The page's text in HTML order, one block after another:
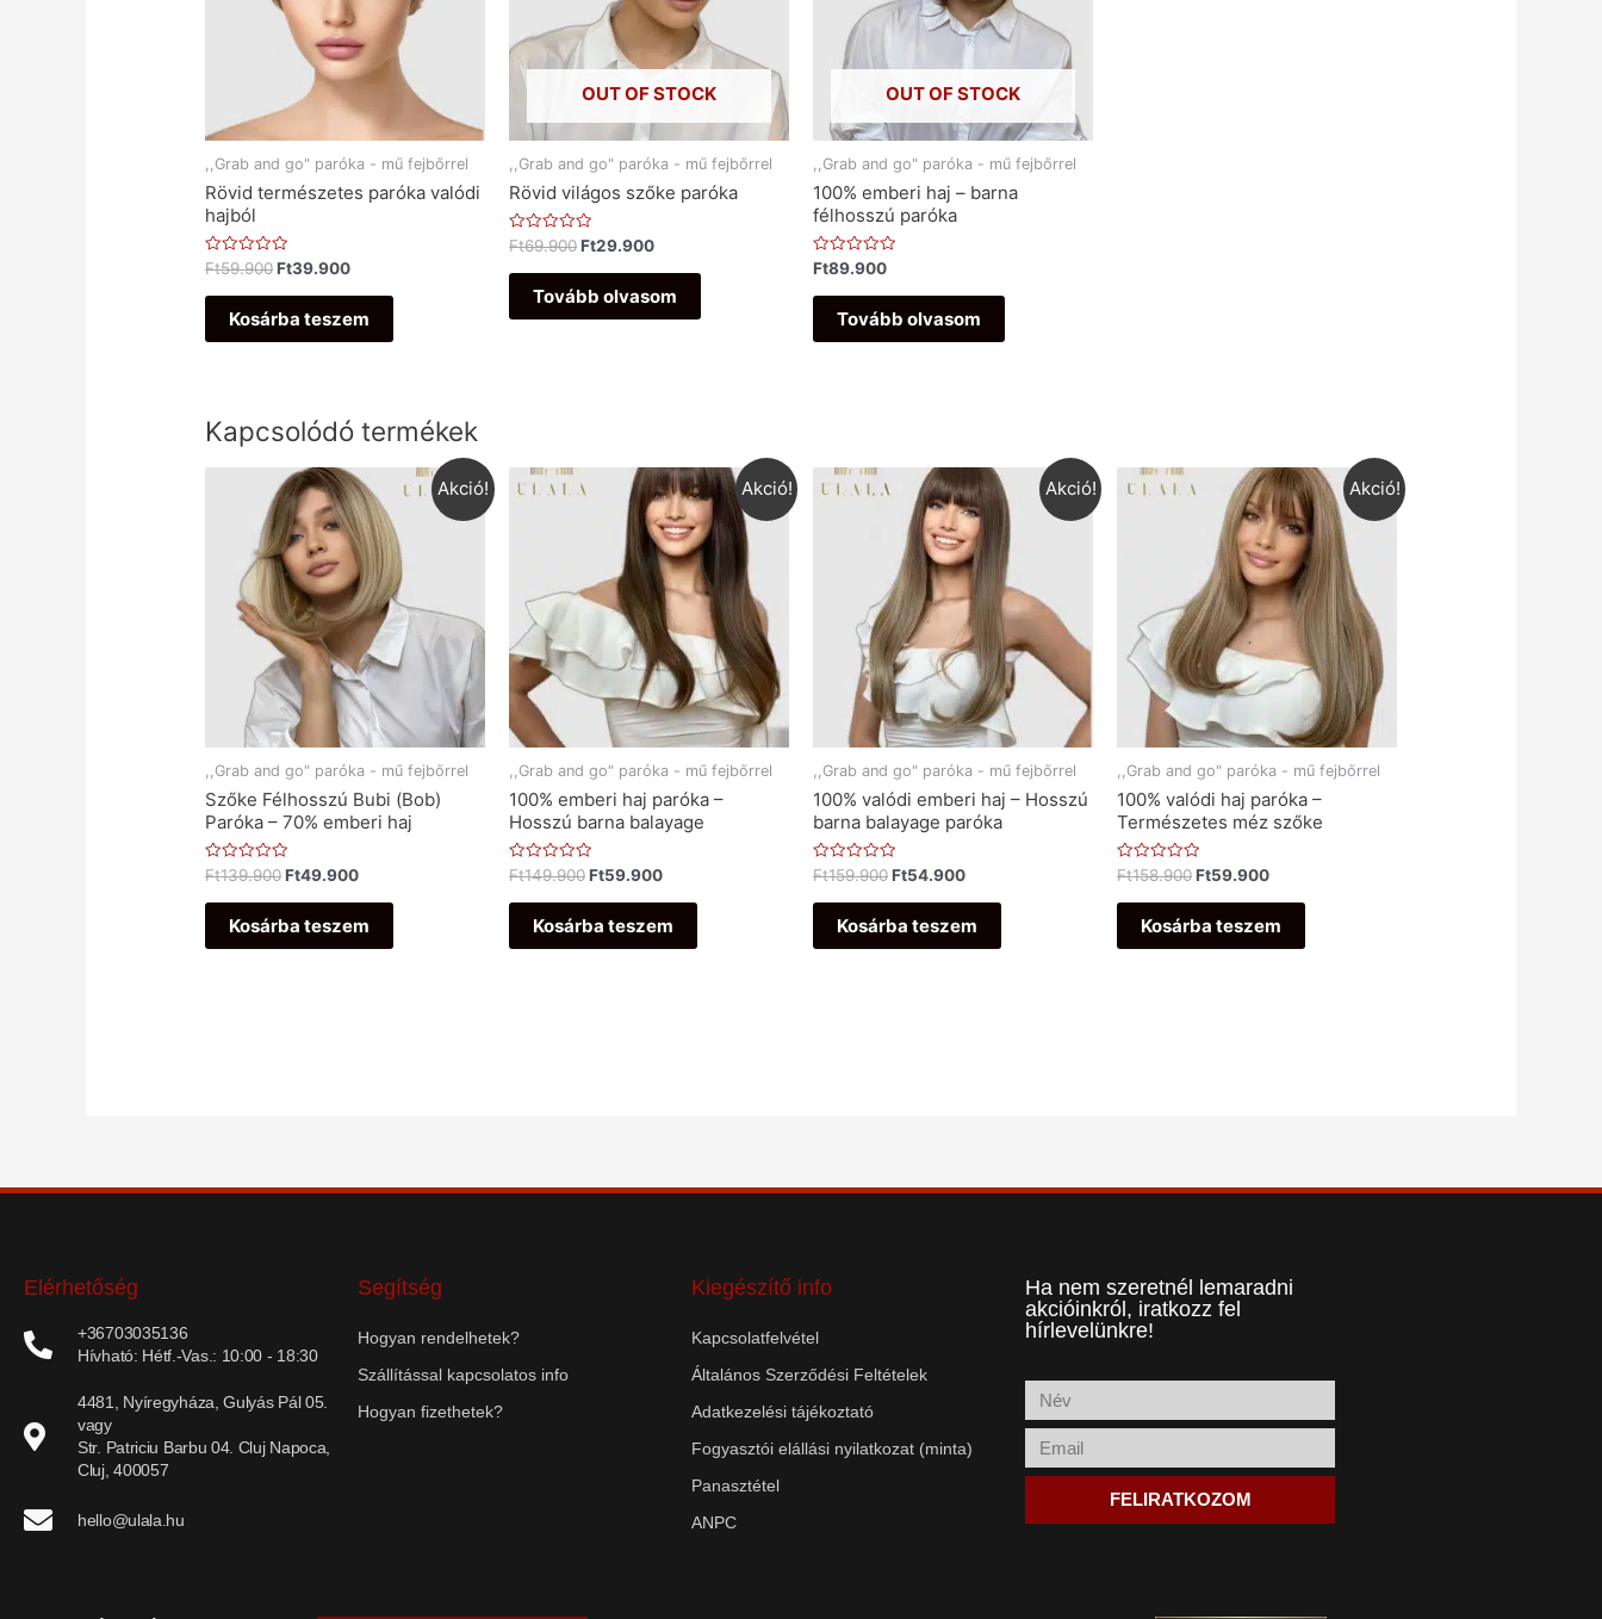
,,Grab and go" paróka - mű fejbőrrel
Rövid természetes paróka valódi
hajból
Értékelés:
0
/
Ft59.900Ft39.900
Kosárba teszem
OUT OF STOCK
,,Grab and go" paróka - mű fejbőrrel
Rövid világos szőke paróka
Értékelés:
0
/
Ft69.900Ft29.900
Tovább olvasom
OUT OF STOCK
,,Grab and go" paróka - mű fejbőrrel
100% emberi haj – barna
félhosszú paróka
Értékelés:
0
/
Ft89.900
Tovább olvasom
Kapcsolódó termékek
Akció!
,,Grab and go" paróka - mű fejbőrrel
Szőke Félhosszú Bubi (Bob)
Paróka – 70% emberi haj
Értékelés:
0
/
Ft139.900Ft49.900
Kosárba teszem
Akció!
,,Grab and go" paróka - mű fejbőrrel
100% emberi haj paróka –
Hosszú barna balayage
Értékelés:
0
/
Ft149.900Ft59.900
Kosárba teszem
Akció!
,,Grab and go" paróka - mű fejbőrrel
100% valódi emberi haj – Hosszú
barna balayage paróka
Értékelés:
0
/
Ft159.900Ft54.900
Kosárba teszem
Akció!
,,Grab and go" paróka - mű fejbőrrel
100% valódi haj paróka –
Természetes méz szőke
Értékelés:
0
/
Ft158.900Ft59.900
Kosárba teszem
Elérhetőség
+36703035136
Hívható: Hétf.-Vas.: 10:00 - 18:30
4481, Nyíregyháza, Gulyás Pál 05.
vagy
Str. Patriciu Barbu 04. Cluj Napoca,
Cluj, 400057
hello@ulala.hu
Segítség
Hogyan rendelhetek?
Szállítással kapcsolatos info
Hogyan fizethetek?
Kiegészítő info
Kapcsolatfelvétel
Általános Szerződési Feltételek
Adatkezelési tájékoztató
Fogyasztói elállási nyilatkozat (minta)
Panasztétel
ANPC
Ha nem szeretnél lemaradni
akcióinkról, iratkozz fel
hírlevelünkre!
FELIRATKOZOM